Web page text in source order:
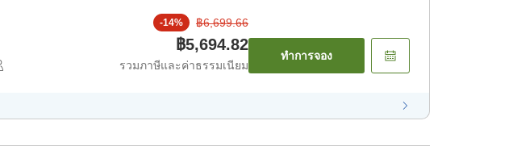
-14% ฿6,699.66
฿5,694.82
รวมภาษีและค่าธรรมเนียม
ทำการจอง